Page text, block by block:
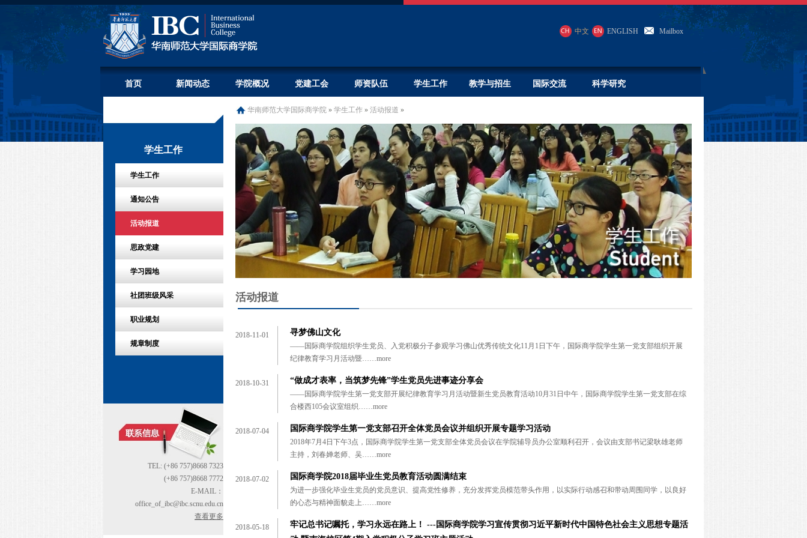
中文 ENGLISH Mailbox
首页 新闻动态 学院概况 党建工会 师资队伍 学生工作 教学与招生 国际交流 科学研究
学生工作
学生工作
通知公告
活动报道
思政党建
学习园地
社团班级风采
职业规划
规章制度
TEL: (+86 757)8668 7323
(+86 757)8668 7772
E-MAIL：
office_of_ibc@ibc.scnu.edu.cn
查看更多
华南师范大学国际商学院 » 学生工作 » 活动报道 »
活动报道
2018-11-01 寻梦佛山文化
——国际商学院组织学生党员、入党积极分子参观学习佛山优秀传统文化11月1日下午，国际商学院学生第一党支部组织开展
纪律教育学习月活动暨…… more
2018-10-31 “做成才表率，当筑梦先锋”学生党员先进事迹分享会
——国际商学院学生第一党支部开展纪律教育学习月活动暨新生党员教育活动10月31日中午，国际商学院学生第一党支部在综
合楼西105会议室组织…… more
2018-07-04 国际商学院学生第一党支部召开全体党员会议并组织开展专题学习活动
2018年7月4日下午3点，国际商学院学生第一党支部全体党员会议在学院辅导员办公室顺利召开，会议由支部书记梁耿雄老师
主持，刘春婵老师、吴…… more
2018-07-02 国际商学院2018届毕业生党员教育活动圆满结束
为进一步强化毕业生党员的党员意识、提高党性修养，充分发挥党员模范带头作用，以实际行动感召和带动周围同学，以良好
的心态与精神面貌走上…… more
2018-05-18
牢记总书记嘱托，学习永远在路上！ ---国际商学院学习宣传贯彻习近平新时代中国特色社会主义思想专题活